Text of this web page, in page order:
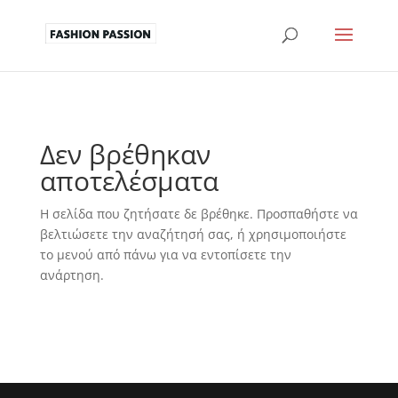
Δεν βρέθηκαν
αποτελέσματα
Η σελίδα που ζητήσατε δε βρέθηκε. Προσπαθήστε να
βελτιώσετε την αναζήτησή σας, ή χρησιμοποιήστε
το μενού από πάνω για να εντοπίσετε την
ανάρτηση.